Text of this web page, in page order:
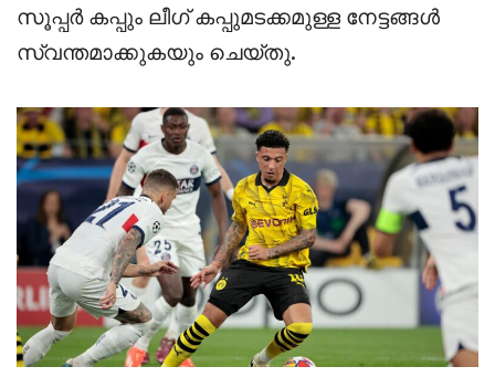
സൂപ്പർ കപ്പും ലീഗ് കപ്പുമടക്കമുള്ള നേട്ടങ്ങൾ
സ്വന്തമാക്കുകയും ചെയ്തു.